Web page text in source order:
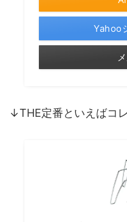
Yahoo
↓THE定番といえばコレ